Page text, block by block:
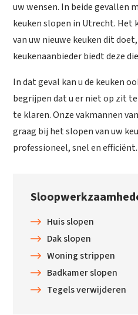
Huis slopen
Dak slopen
Woning strippen
Badkamer slopen
Tegels verwijderen
uw wensen. In beide gevallen
keuken slopen in Utrecht. Het
van uw nieuwe keuken dit
keukenaanbieder biedt deze
In dat geval kan u de keuken
begrijpen dat u er niet op zit
te klaren. Onze vakmannen
graag bij het slopen van uw
professioneel, snel en efficiënt.